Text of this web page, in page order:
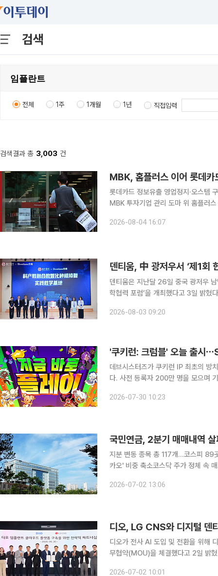
검색
전체 1주 1개월 1년 직접입력
검색결과 총 3,003 건
MBK, 홈플러스 이어 롯데카
롯데카드 정보유출 영업정지·오스템
MBK 투자기업 관리 도마 위 홈플러스 기업회생으로 촉발된 MBK파트너스의 경영 책임 논란이 롯
자기업에서 정보보호 부실과 구조조
2026-08-04 16:07
덴티움, 中 광저우서 ‘제1회
덴티움은 지난달 26일 중국 광저우
학협력 포럼’을 개최했다고 3일 밝혔
사, 대학교수, 공립병원 전문가 등 약
2026-08-03 09:20
'쿠키런: 크럼블' 오늘 출시
데브시스터즈가 쿠키런 IP 최초의 방
다. 사전 등록자 200만 명을 모으며
로 받을 수 있다. 또 30일 출석 이벤트
2026-07-30 10:23
지분 변동 종목 총 117개…코스피 89
카오' 비중 축소코스닥 주가 정체 속 매도 우위…
주역인 화장품주와 바닥론이 고개를
2026-07-02 13:06
디오, LG CNS와 디지털 덴
디오가 전사 AI 도입 및 전환을 위해
무협약(MOU)을 체결했다고 2일 밝혔다. 이번 협약은 LG CNS의 AI 프로젝트 시스템
2026-07-02 10:01